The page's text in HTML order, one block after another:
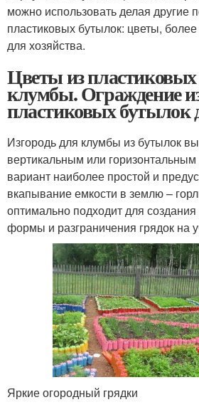
можно использовать делая другие
пластиковых бутылок: цветы,
для хозяйства.
Цветы из
клумбы. Ограждение
пластиковых
Изгородь для клумбы из бутылок
вертикальным или
вариант наиболее простой и
вкапывание емкости в землю –
оптимально подходит для
формы и разграничения грядок на
Яркие огородный грядки